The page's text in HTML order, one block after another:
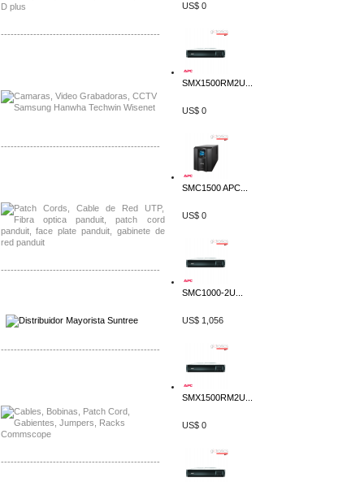
-------------------------------------------------
-------------------------------------------------
-------------------------------------------------
-------------------------------------------------
-------------------------------------------------
US$ 0
SMX1500RM2U...
US$ 0
SMC1500 APC...
US$ 0
SMC1000-2U...
US$ 1,056
SMX1500RM2U...
US$ 0